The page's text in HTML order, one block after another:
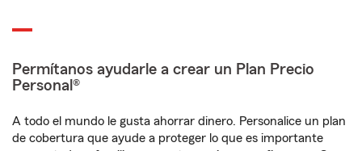
Permítanos ayudarle a crear un Plan Precio
Personal®
A todo el mundo le gusta ahorrar dinero. Personalice un plan
de cobertura que ayude a proteger lo que es importante